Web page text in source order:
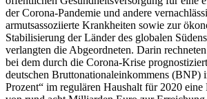
der Corona-Pandemie und andere
armutsassoziierte Krankheiten sowie zur
Stabilisierung der Länder des globalen
verlangten die Abgeordneten. Darin
bei dem durch die Corona-Krise
deutschen Bruttonationaleinkommens (BNP)
Prozent“ im regulären Haushalt für 2020